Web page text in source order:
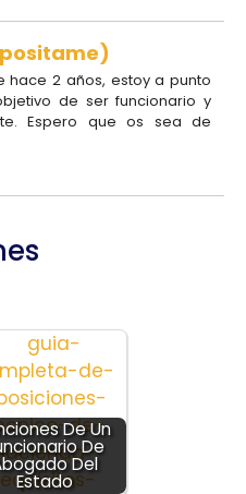
hace 2 años, estoy a punto
de ser funcionario y
Espero que os sea de
De Un
De
Del
Estado